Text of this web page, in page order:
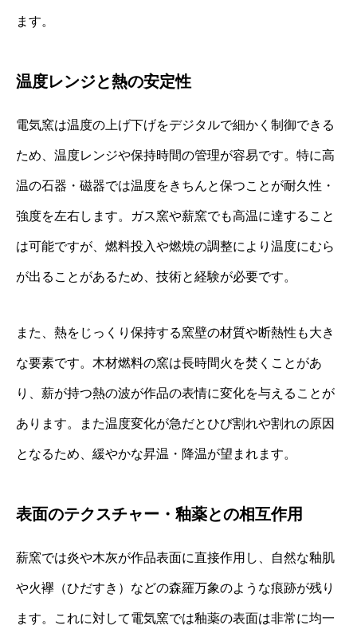
ます。
温度レンジと熱の安定性
電気窯は温度の上げ下げをデジタルで細かく制御できる
ため、温度レンジや保持時間の管理が容易です。特に高
温の石器・磁器では温度をきちんと保つことが耐久性・
強度を左右します。ガス窯や薪窯でも高温に達すること
は可能ですが、燃料投入や燃焼の調整により温度にむら
が出ることがあるため、技術と経験が必要です。
また、熱をじっくり保持する窯壁の材質や断熱性も大き
な要素です。木材燃料の窯は長時間火を焚くことがあ
り、薪が持つ熱の波が作品の表情に変化を与えることが
あります。また温度変化が急だとひび割れや割れの原因
となるため、緩やかな昇温・降温が望まれます。
表面のテクスチャー・釉薬との相互作用
薪窯では炎や木灰が作品表面に直接作用し、自然な釉肌
や火襷（ひだすき）などの森羅万象のような痕跡が残り
ます。これに対して電気窯では釉薬の表面は非常に均一